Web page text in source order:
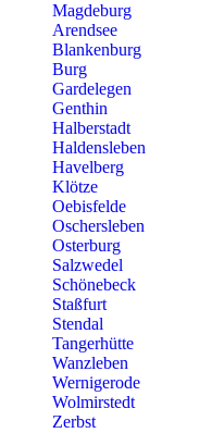
Magdeburg
Arendsee
Blankenburg
Burg
Gardelegen
Genthin
Halberstadt
Haldensleben
Havelberg
Klötze
Oebisfelde
Oschersleben
Osterburg
Salzwedel
Schönebeck
Staßfurt
Stendal
Tangerhütte
Wanzleben
Wernigerode
Wolmirstedt
Zerbst